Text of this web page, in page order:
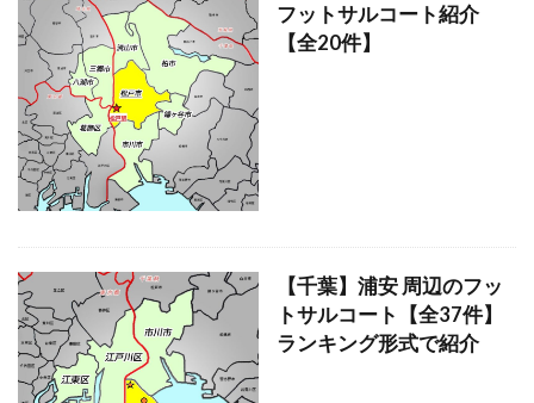
フットサルコート紹介
【全20件】
【千葉】浦安 周辺のフッ
トサルコート【全37件】
ランキング形式で紹介